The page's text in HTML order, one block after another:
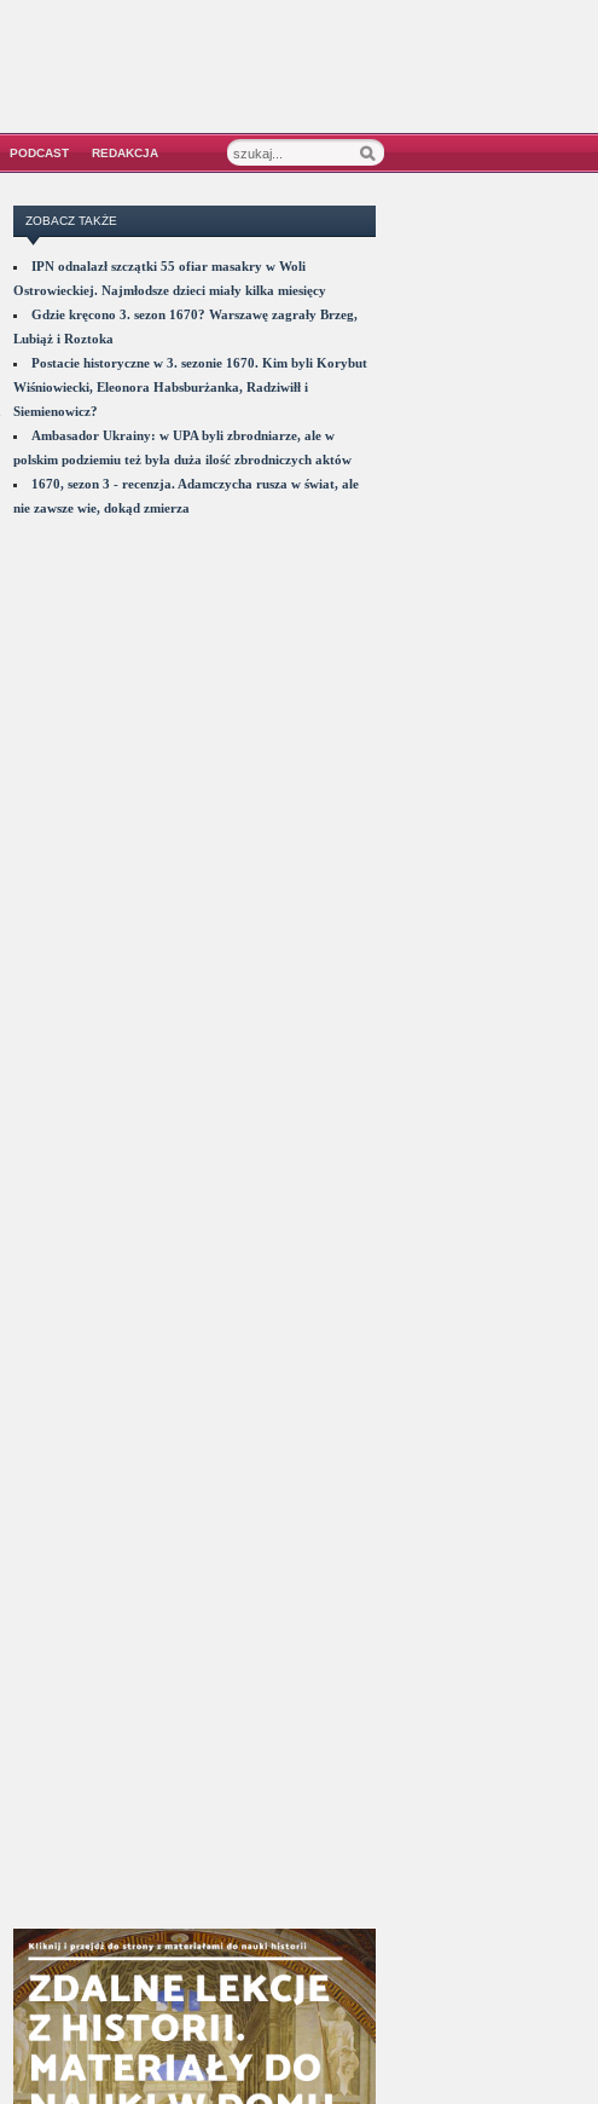
PODCAST REDAKCJA
ZOBACZ TAKŻE
IPN odnalazł szczątki 55 ofiar masakry w Woli
Ostrowieckiej. Najmłodsze dzieci miały kilka miesięcy
Gdzie kręcono 3. sezon 1670? Warszawę zagrały Brzeg,
Lubiąż i Roztoka
Postacie historyczne w 3. sezonie 1670. Kim byli Korybut
Wiśniowiecki, Eleonora Habsburżanka, Radziwiłł i
Siemienowicz?
Ambasador Ukrainy: w UPA byli zbrodniarze, ale w
polskim podziemiu też była duża ilość zbrodniczych aktów
1670, sezon 3 - recenzja. Adamczycha rusza w świat, ale
nie zawsze wie, dokąd zmierza